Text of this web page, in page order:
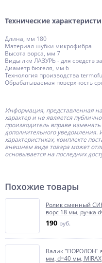
Технические
Длина, мм 180
Материал шубки микрофибра
Высота ворса, мм 7
Виды лкм ЛАЗУРЬ - для средств
Диаметр бюгеля, мм 6
Технология производства
Обрабатываемая поверхность
Информация, представленная
характер и не является
производитель вправе
дополнительного уведомления.
характеристиках, комплекте
внешнем виде товара может
основывается на последних
Похожие товары
Ролик сменный
ворс 18 мм, ручка
190 руб.
Валик ″ПОРОЛОН″
мм, d=40 мм, MIRAX